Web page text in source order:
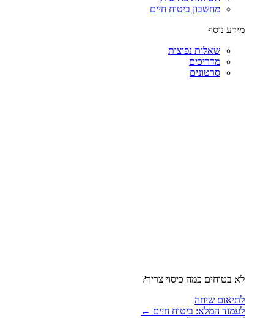
מחשבון ביטוח חיים
מידע נוסף
שאלות נפוצות
מדריכים
סרטונים
לא בטוחים כמה כיסוי צריך?
לתיאום שיחה
לעמוד המלא: ביטוח חיים ←